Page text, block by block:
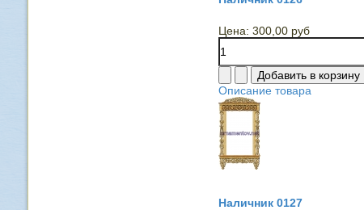
Цена: 300,00 руб
Описание товара
Наличник 0127